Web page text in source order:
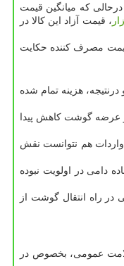
تنظیم بازار در بعضی بازه ها بیشتر از ۵۰۰ هزار تومان بالا رفته است. درحالی که میانگین قیمت
، قیمت آزاد این کالا در
قیمت مصرف کننده حکایت
هزینه تمام شده
عرضه گوشت کاهش پیدا
واردات هم نتوانست نقش
دامی در اولویت نبوده
راه انتقال گوشت از
عمومی، بخصوص در